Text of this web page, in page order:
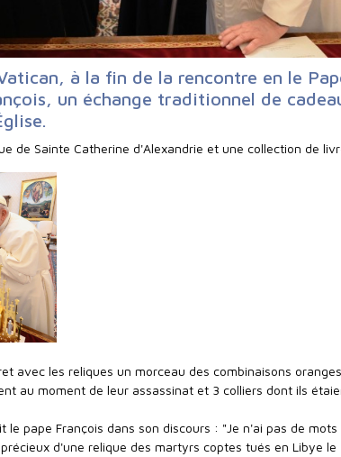
à la fin de la rencontre en le
un échange traditionnel de
de Sainte Catherine d'Alexandrie et une collection de
avec les reliques un morceau des combinaisons
au moment de leur assassinat et 3 colliers dont ils
pape François dans son discours : "Je n'ai pas de mots
d'une relique des martyrs coptes tués en Libye le